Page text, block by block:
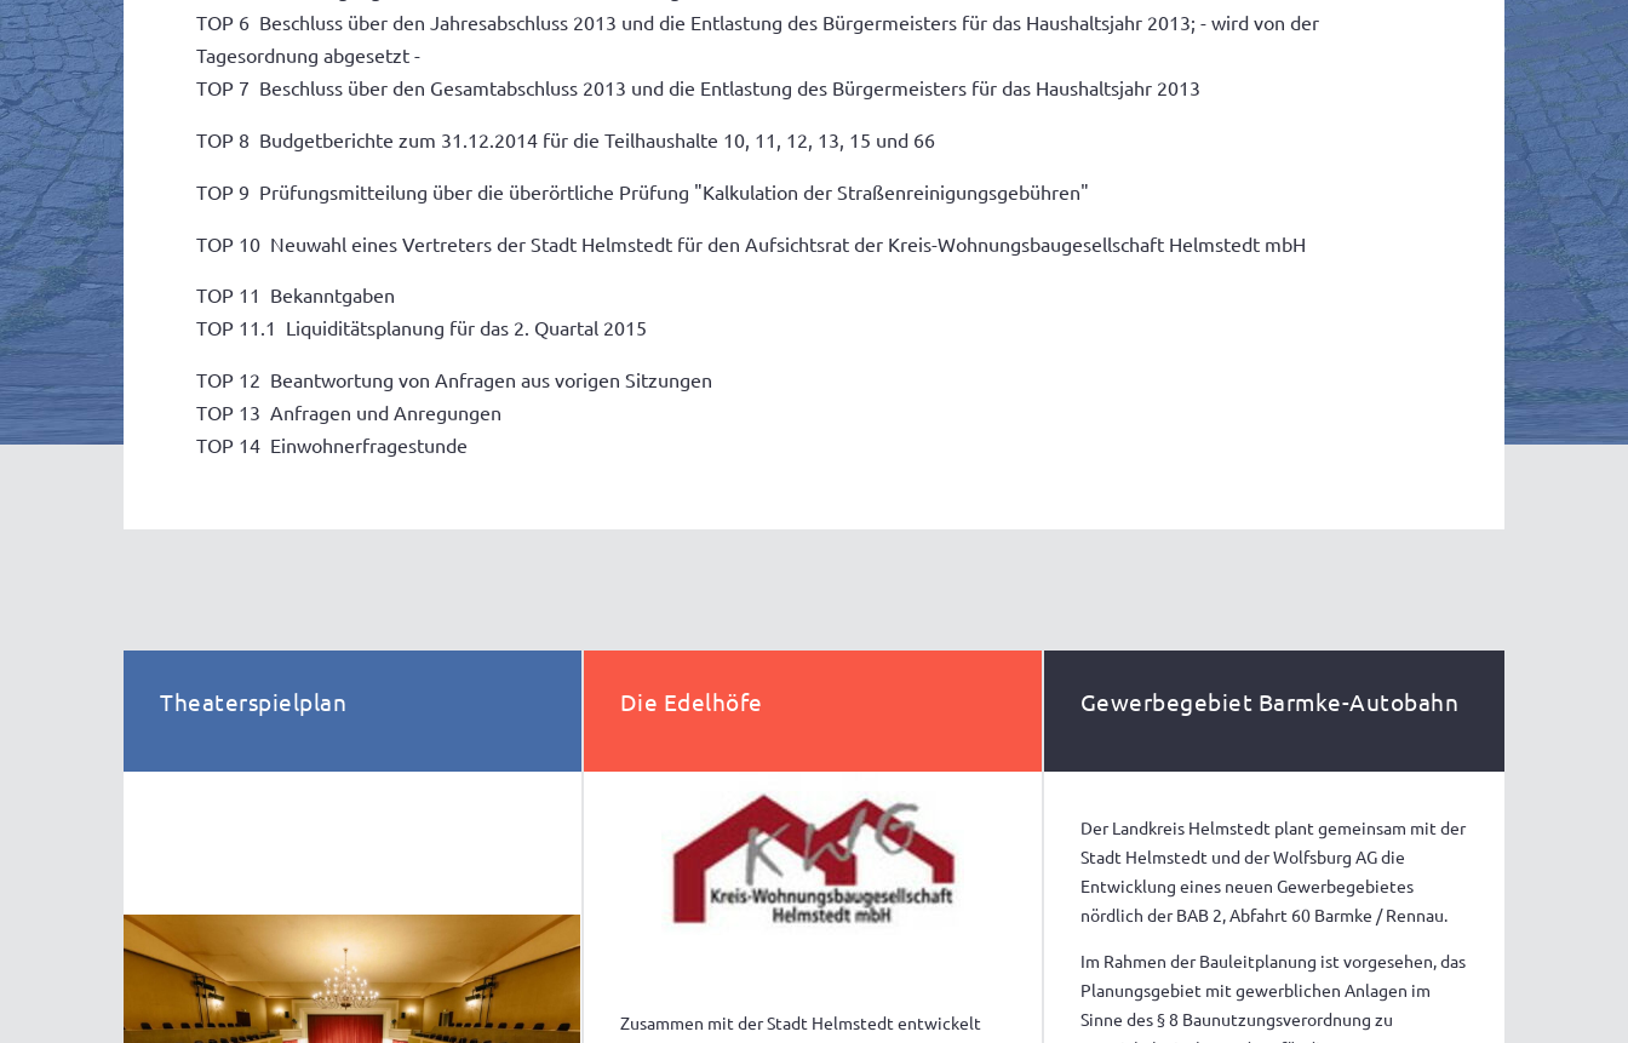
TOP 6 Beschluss über den Jahresabschluss 2013 und die Entlastung des Bürgermeisters für das Haushaltsjahr 2013; - wird von der
Tagesordnung abgesetzt -
TOP 7 Beschluss über den Gesamtabschluss 2013 und die Entlastung des Bürgermeisters für das Haushaltsjahr 2013
TOP 8 Budgetberichte zum 31.12.2014 für die Teilhaushalte 10, 11, 12, 13, 15 und 66
TOP 9 Prüfungsmitteilung über die überörtliche Prüfung "Kalkulation der Straßenreinigungsgebühren"
TOP 10 Neuwahl eines Vertreters der Stadt Helmstedt für den Aufsichtsrat der Kreis-Wohnungsbaugesellschaft Helmstedt mbH
TOP 11 Bekanntgaben
TOP 11.1 Liquiditätsplanung für das 2. Quartal 2015
TOP 12 Beantwortung von Anfragen aus vorigen Sitzungen
TOP 13 Anfragen und Anregungen
TOP 14 Einwohnerfragestunde
Theaterspielplan Die Edelhöfe
Zusammen mit der Stadt Helmstedt entwickelt
Gewerbegebiet Barmke-Autobahn
Der Landkreis Helmstedt plant gemeinsam mit der
Stadt Helmstedt und der Wolfsburg AG die
Entwicklung eines neuen Gewerbegebietes
nördlich der BAB 2, Abfahrt 60 Barmke / Rennau.
Im Rahmen der Bauleitplanung ist vorgesehen, das
Planungsgebiet mit gewerblichen Anlagen im
Sinne des § 8 Baunutzungsverordnung zu